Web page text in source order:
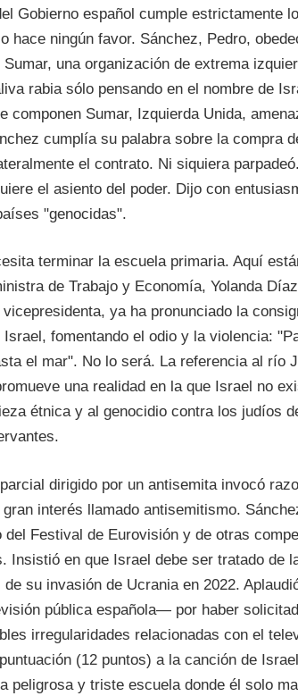
Gobierno español cumple estrictamente
hace ningún favor. Sánchez, Pedro,
una organización de extrema
rabia sólo pensando en el nombre de
componen Sumar, Izquierda Unida,
cumplía su palabra sobre la compra
el contrato. Ni siquiera
el asiento del poder. Dijo con
"genocidas".
terminar la escuela primaria. Aquí
de Trabajo y Economía, Yolanda
ya ha pronunciado la
fomentando el odio y la violencia:
el mar". No lo será. La referencia al río
una realidad en la que Israel no
étnica y al genocidio contra los judíos
dirigido por un antisemita invocó
interés llamado antisemitismo.
del Festival de Eurovisión y de otras
Insistió en que Israel debe ser tratado de
de su invasión de Ucrania en 2022.
pública española— por haber
irregularidades relacionadas con el
(12 puntos) a la canción de
peligrosa y triste escuela donde él solo